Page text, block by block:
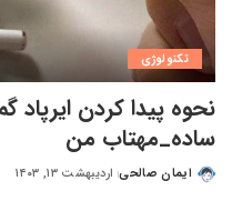
تکنولوژی
ساده_مهتاب من
ایمان صالحی اردیبهشت ۱۳, ۱۴۰۳